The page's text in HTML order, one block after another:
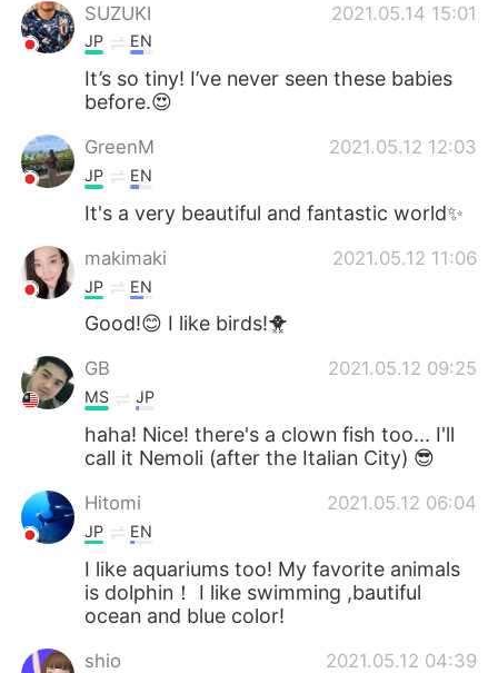
SUZUKI
2021.05.14 15:01
JP EN
It’s so tiny! I’ve never seen these babies
before.😍
GreenM 2021.05.12 12:03
JP EN
It's a very beautiful and fantastic world✨
makimaki 2021.05.12 11:06
JP EN
Good!😊 I like birds!🐥
GB 2021.05.12 09:25
MS JP
haha! Nice! there's a clown fish too... I'll
call it Nemoli (after the Italian City) 😎
Hitomi 2021.05.12 06:04
JP EN
I like aquariums too! My favorite animals
is dolphin！ I like swimming ,bautiful
ocean and blue color!
shio 2021.05.12 04:39